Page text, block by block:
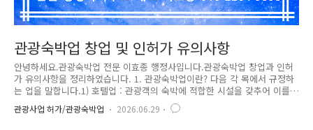
관광숙박업 창업 및 인허가 유의사항
안녕하세요.관광숙박업 전문 이효종 행정사입니다.관광숙박업 창업과 인허
가 유의사항을 정리하였습니다. 1. 관광숙박업이란? 다음 각 목에서 규정하
는 업을 말합니다.1) 호텔업 : 관광객의 숙박에 적합한 시설을 갖추어 이를
관광객에게 제공하거나 숙박에 딸리는 음식ㆍ운동ㆍ오락ㆍ휴양ㆍ공연 또
는 연수에 적합한 시설 등을 함께 갖추어 이를 이용하게 하는 업가. 관광호
관광사업 허가/관광숙박업 2026.06.29